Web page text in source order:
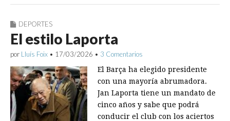
DEPORTES
El estilo Laporta
por Lluís Foix • 17/03/2026 • 3 Comentarios
El Barça ha elegido presidente
con una mayoría abrumadora.
Jan Laporta tiene un mandato de
cinco años y sabe que podrá
conducir el club con los aciertos